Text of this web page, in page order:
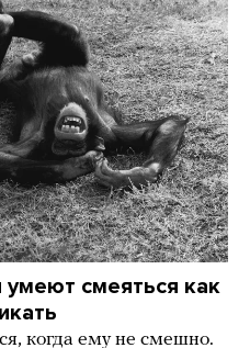
смеяться как
когда ему не смешно.